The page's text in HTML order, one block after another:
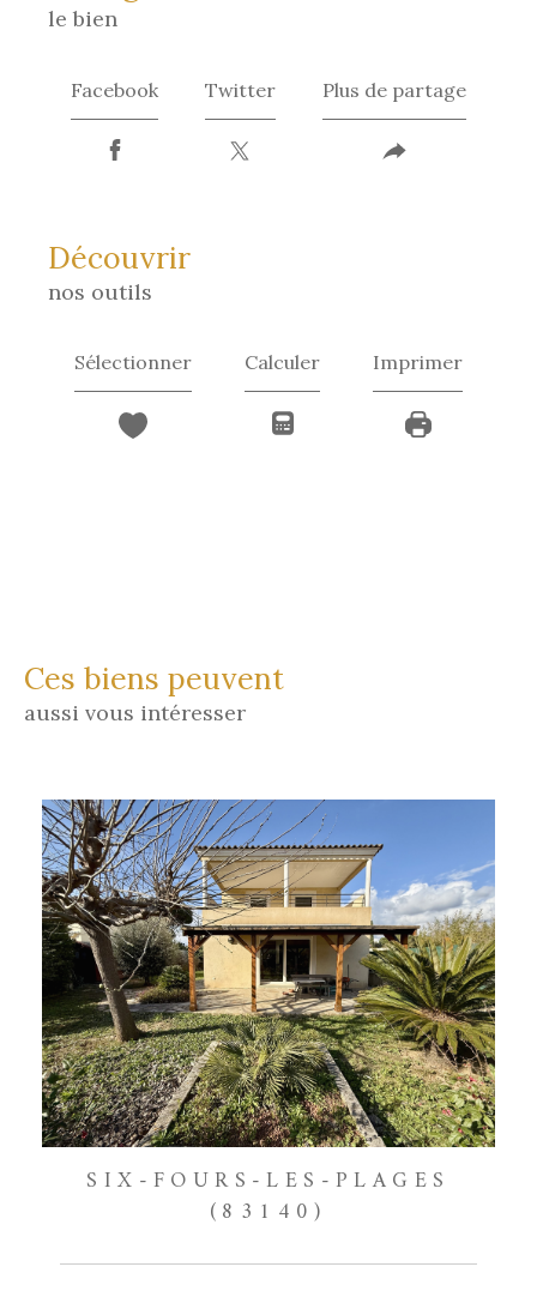
le bien
Facebook Twitter Plus de partage
découvrir
nos outils
Sélectionner Calculer Imprimer
Ces biens peuvent
aussi vous intéresser
SIX-FOURS-LES-PLAGES
(83140)